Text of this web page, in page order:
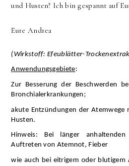
und Husten? Ich bin gespannt auf
Eure Andrea
(Wirkstoff: Efeublätter-
Anwendungsgebiete:
Zur Besserung der Beschwerden
Bronchialerkrankungen;
akute Entzündungen der Atemwege
Husten.
Hinweis: Bei länger
Auftreten von Atemnot, Fieber
wie auch bei eitrigem oder blutigem